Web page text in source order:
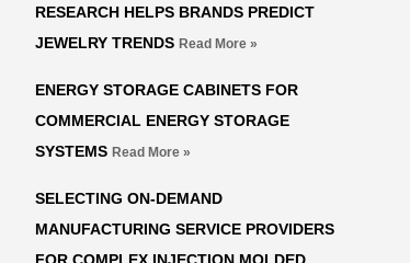
RESEARCH HELPS BRANDS PREDICT
JEWELRY TRENDS Read More »
ENERGY STORAGE CABINETS FOR
COMMERCIAL ENERGY STORAGE
SYSTEMS Read More »
SELECTING ON-DEMAND
MANUFACTURING SERVICE PROVIDERS
FOR COMPLEX INJECTION MOLDED